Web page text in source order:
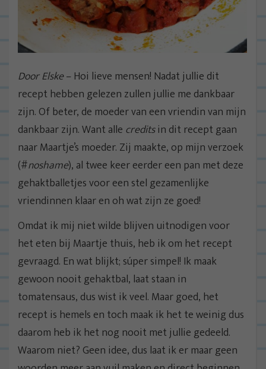
Door Elske– Hoi lieve mensen! Nadat jullie dit
recept hebben gelezen zullen jullie me dankbaar
zijn. Of beter, de moeder van een vriendin van mijn
dankbaar zijn. Want alle creditsin dit recept gaan
naar Maartje’s moeder. Zij maakte, op mijn verzoek
(#noshame), al twee keer eerder een pan met deze
gehaktballetjes voor een stel gezamenlijke
vriendinnen klaar en oh wat zijn ze goed!
Omdat ik mij niet wilde blijven uitnodigen voor
het eten bij Maartje thuis, heb ik om het recept
gevraagd. En wat blijkt; súper simpel! Ik maak
gewoon nooit gehaktbal, laat staan in
tomatensaus, dus wist ik veel. Maar goed, het
recept is hemels en toch maak ik het te weinig dus
daarom heb ik het nog nooit met jullie gedeeld.
Waarom niet? Geen idee, dus laat ik er maar geen